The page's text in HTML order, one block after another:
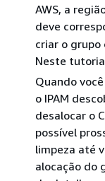
AWS, a
deve
criar o grupo
Neste
Quando
o IPAM
desalocar o
possível
limpeza até
alocação do